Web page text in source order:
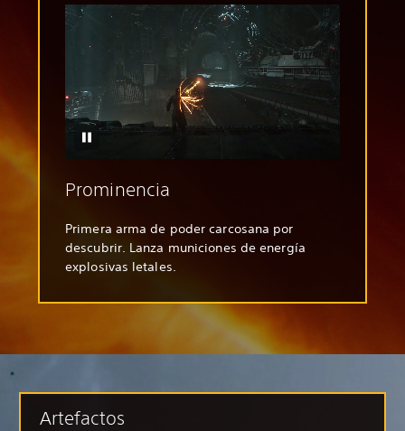
Prominencia
Primera arma de poder carcosana por
descubrir. Lanza municiones de energía
explosivas letales.
Artefactos